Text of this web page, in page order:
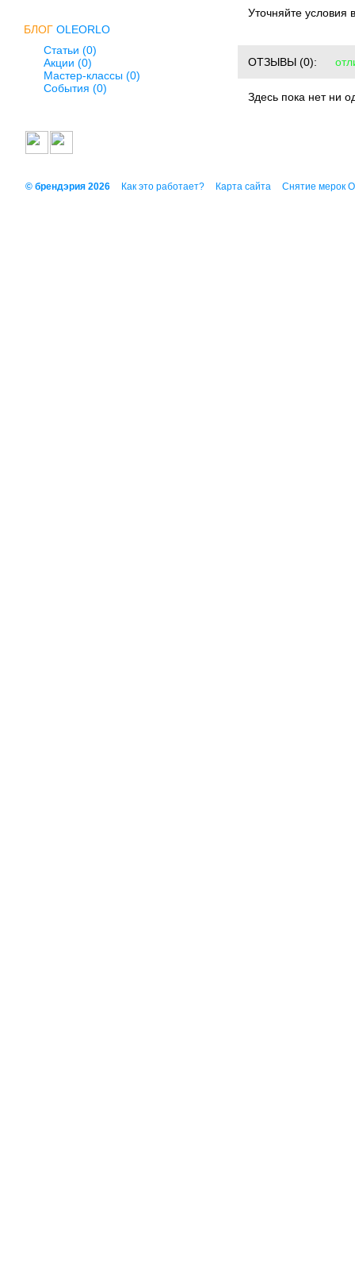
БЛОГ OLEORLO
Статьи (0)
Акции (0)
Мастер-классы (0)
События (0)
Уточняйте условия
ОТЗЫВЫ (0):
Здесь пока нет ни
© брендэрия 2026 Как это работает? Карта сайта Снятие мерок